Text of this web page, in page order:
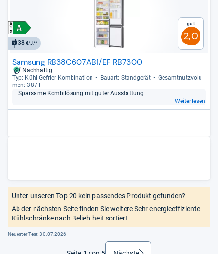
38€/J.**
Gut
2,0
Samsung RB38C607AB1/EF RB7300
Nachhaltig
Typ: Kühl-​Gefrier-​Kom­bi­na­tion
Bau­art: Stand­ge­rät
Gesamt­nutz­vo­lu­
men: 387 l
Spar­same Kom­bi­lö­sung mit guter Aus­stat­tung
Weiterlesen
Unter unseren Top 20 kein passendes Produkt gefunden?
Ab der nächsten Seite finden Sie weitere Sehr energieeffiziente
Kühlschränke nach Beliebtheit sortiert.
Neuester Test:30.07.2026